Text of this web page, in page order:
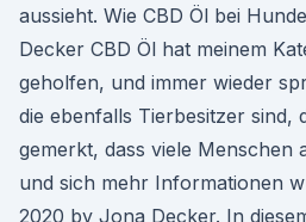
aussieht. Wie CBD Öl bei
Decker CBD Öl hat meinem
geholfen, und immer wieder
die ebenfalls Tierbesitzer sind,
gemerkt, dass viele Menschen
und sich mehr Informationen
2020 by Jona Decker. In